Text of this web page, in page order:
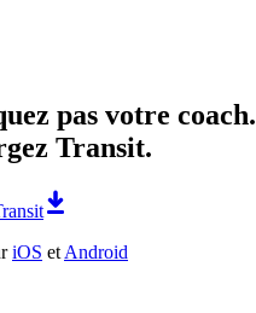
pas votre coach.
Transit.
iOS et Android